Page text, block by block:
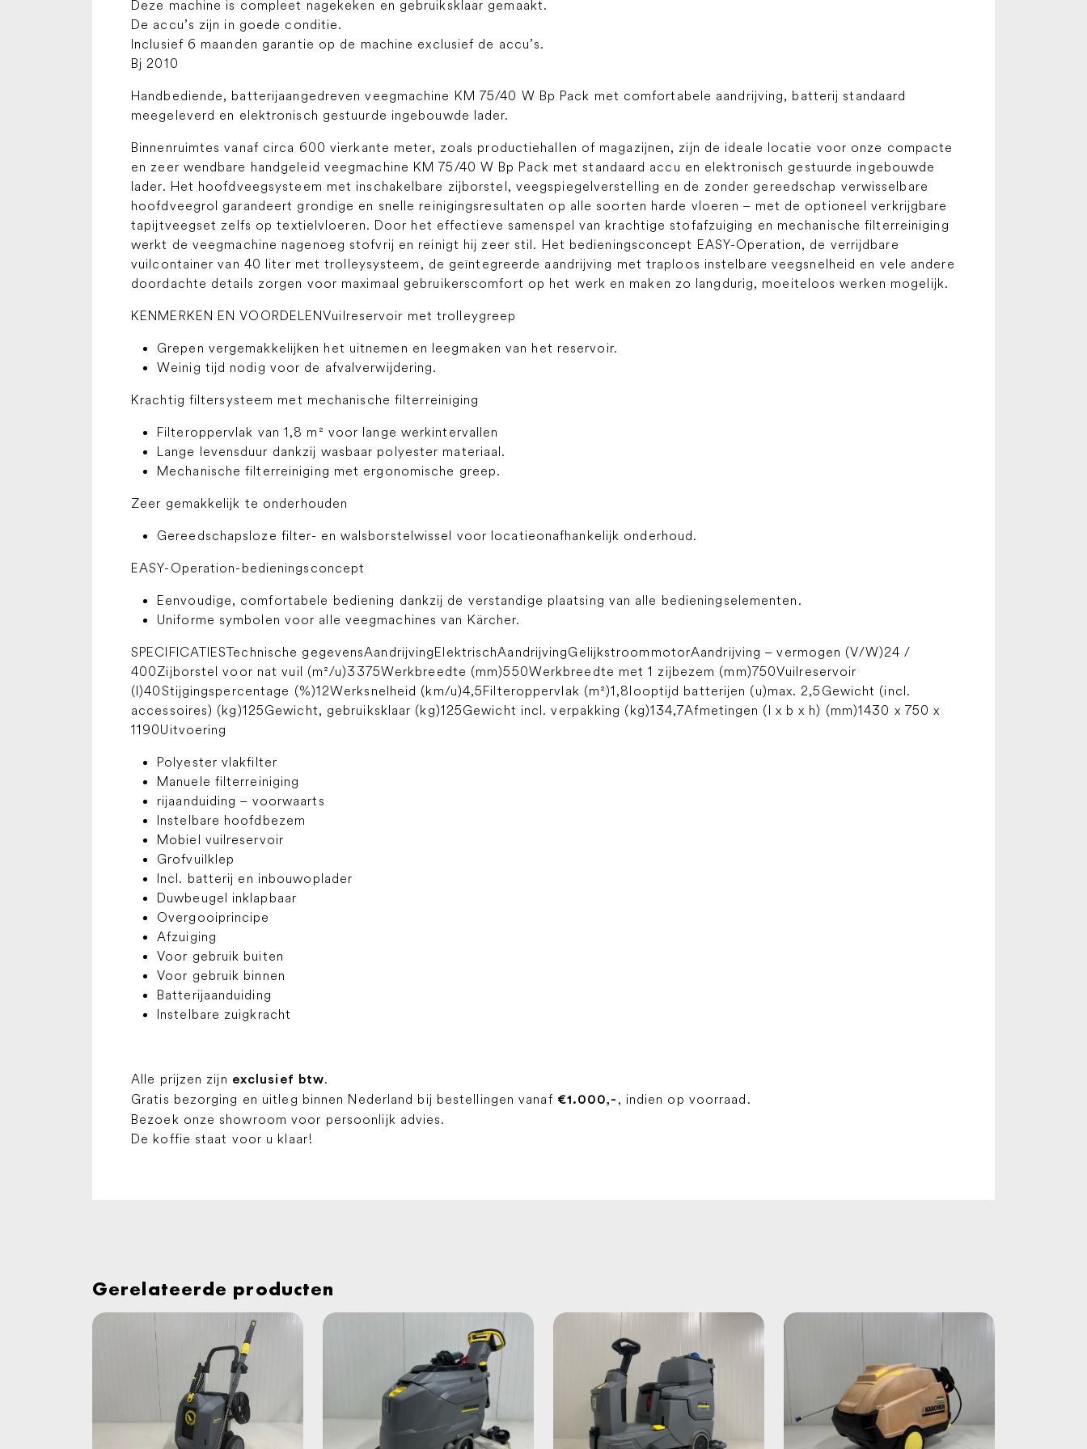
Deze machine is compleet nagekeken en gebruiksklaar gemaakt.
De accu’s zijn in goede conditie.
Inclusief 6 maanden garantie op de machine exclusief de accu’s.
Bj 2010
Handbediende, batterijaangedreven veegmachine KM 75/40 W Bp Pack met comfortabele aandrijving, batterij standaard
meegeleverd en elektronisch gestuurde ingebouwde lader.
Binnenruimtes vanaf circa 600 vierkante meter, zoals productiehallen of magazijnen, zijn de ideale locatie voor onze compacte
en zeer wendbare handgeleid veegmachine KM 75/40 W Bp Pack met standaard accu en elektronisch gestuurde ingebouwde
lader. Het hoofdveegsysteem met inschakelbare zijborstel, veegspiegelverstelling en de zonder gereedschap verwisselbare
hoofdveegrol garandeert grondige en snelle reinigingsresultaten op alle soorten harde vloeren – met de optioneel verkrijgbare
tapijtveegset zelfs op textielvloeren. Door het effectieve samenspel van krachtige stofafzuiging en mechanische filterreiniging
werkt de veegmachine nagenoeg stofvrij en reinigt hij zeer stil. Het bedieningsconcept EASY-Operation, de verrijdbare
vuilcontainer van 40 liter met trolleysysteem, de geïntegreerde aandrijving met traploos instelbare veegsnelheid en vele andere
doordachte details zorgen voor maximaal gebruikerscomfort op het werk en maken zo langdurig, moeiteloos werken mogelijk.
KENMERKEN EN VOORDELENVuilreservoir met trolleygreep
Grepen vergemakkelijken het uitnemen en leegmaken van het reservoir.
Weinig tijd nodig voor de afvalverwijdering.
Krachtig filtersysteem met mechanische filterreiniging
Filteroppervlak van 1,8 m² voor lange werkintervallen
Lange levensduur dankzij wasbaar polyester materiaal.
Mechanische filterreiniging met ergonomische greep.
Zeer gemakkelijk te onderhouden
Gereedschapsloze filter- en walsborstelwissel voor locatieonafhankelijk onderhoud.
EASY-Operation-bedieningsconcept
Eenvoudige, comfortabele bediening dankzij de verstandige plaatsing van alle bedieningselementen.
Uniforme symbolen voor alle veegmachines van Kärcher.
SPECIFICATIESTechnische gegevensAandrijvingElektrischAandrijvingGelijkstroommotorAandrijving – vermogen (V/W)24 /
400Zijborstel voor nat vuil (m²/u)3375Werkbreedte (mm)550Werkbreedte met 1 zijbezem (mm)750Vuilreservoir
(l)40Stijgingspercentage (%)12Werksnelheid (km/u)4,5Filteroppervlak (m²)1,8looptijd batterijen (u)max. 2,5Gewicht (incl.
accessoires) (kg)125Gewicht, gebruiksklaar (kg)125Gewicht incl. verpakking (kg)134,7Afmetingen (l x b x h) (mm)1430 x 750 x
1190Uitvoering
Polyester vlakfilter
Manuele filterreiniging
rijaanduiding – voorwaarts
Instelbare hoofdbezem
Mobiel vuilreservoir
Grofvuilklep
Incl. batterij en inbouwoplader
Duwbeugel inklapbaar
Overgooiprincipe
Afzuiging
Voor gebruik buiten
Voor gebruik binnen
Batterijaanduiding
Instelbare zuigkracht
Alle prijzen zijn exclusief btw.
Gratis bezorging en uitleg binnen Nederland bij bestellingen vanaf €1.000,- , indien op voorraad.
Bezoek onze showroom voor persoonlijk advies.
De koffie staat voor u klaar!
Gerelateerde producten